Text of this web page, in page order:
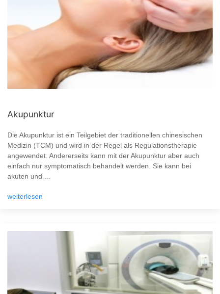
Akupunktur
Die Akupunktur ist ein Teilgebiet der traditionellen chinesischen
Medizin (TCM) und wird in der Regel als Regulationstherapie
angewendet. Andererseits kann mit der Akupunktur aber auch
einfach nur symptomatisch behandelt werden. Sie kann bei
akuten und ...
weiterlesen